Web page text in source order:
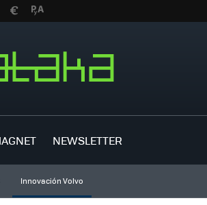
NEWSLETTER
Innovación Volvo